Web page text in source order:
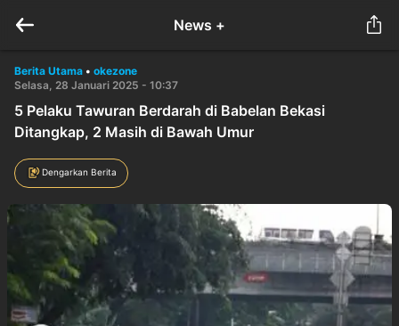
News +
Berita Utama • okezone
Selasa, 28 Januari 2025 - 10:37
5 Pelaku Tawuran Berdarah di Babelan Bekasi
Ditangkap, 2 Masih di Bawah Umur
Dengarkan Berita